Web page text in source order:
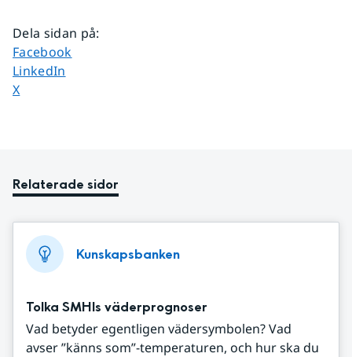
Dela sidan på:
Dela sidan på
Facebook
Dela sidan på
LinkedIn
Dela sidan på
X
Relaterade sidor
Kunskapsbanken
Tolka SMHIs väderprognoser
Vad betyder egentligen vädersymbolen? Vad
avser ”känns som”-temperaturen, och hur ska du